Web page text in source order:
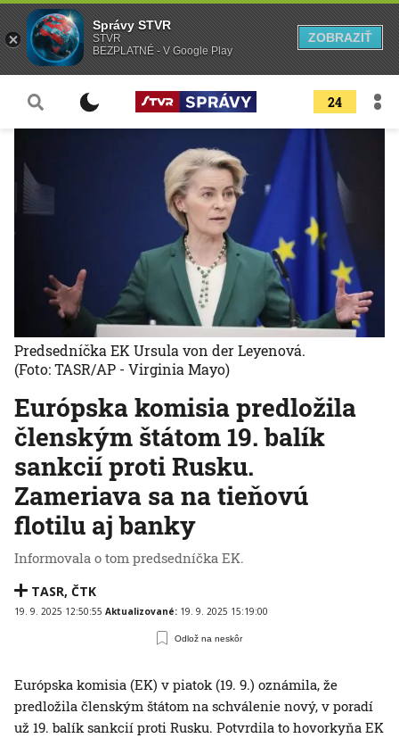
24
Európska komisia predložila
členským štátom 19. balík
sankcií proti Rusku.
Zameriava sa na tieňovú
flotilu aj banky
Informovala o tom predsedníčka EK.
TASR, ČTK
19. 9. 2025 12:50:55 Aktualizované: 19. 9. 2025 15:19:00
Odlož na neskôr
Predsedníčka EK Ursula von der Leyenová.
(Foto: TASR/AP - Virginia Mayo)
Európska komisia (EK) v piatok (19. 9.) oznámila, že
predložila členským štátom na schválenie nový, v poradí
už 19. balík sankcií proti Rusku. Potvrdila to hovorkyňa EK
Správy STVR
STVR
BEZPLATNÉ - V Google Play
ZOBRAZIŤ